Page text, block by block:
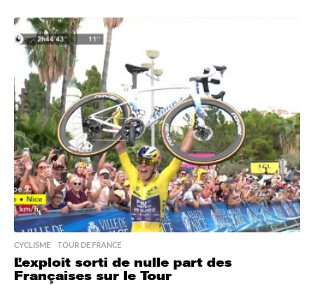
h
e
u
r
e
s
a
g
o
CYCLISME ,TOUR DE FRANCE
L’exploit sorti de nulle part des
Françaises sur le Tour